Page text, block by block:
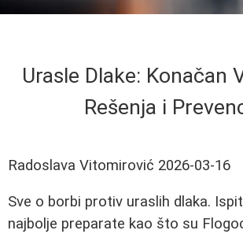
Urasle Dlake: Konačan
Rešenja i
Radoslava Vitomirović 2026-03-16
Sve o borbi protiv uraslih dlaka.
najbolje preparate kao što su